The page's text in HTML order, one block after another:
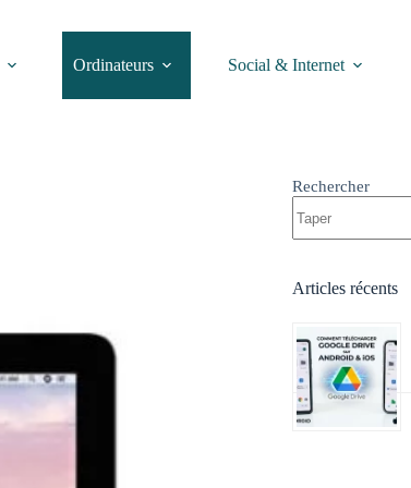
Ordinateurs Social & Internet
Rechercher
Articles récents